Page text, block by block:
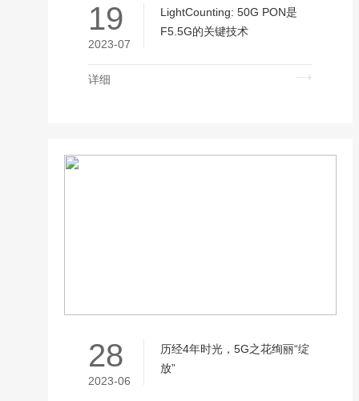
19
2023-07
LightCounting: 50G PON是
F5.5G的关键技术
详细
28
2023-06
历经4年时光，5G之花绚丽“绽
放”